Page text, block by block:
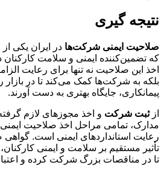
نتیجه گیری
صلاحیت ایمنی شرکت‌ها در ایران یکی
که تضمین‌کننده ایمنی و سلامت
اخذ این صلاحیت نه تنها برای رعایت
بلکه به شرکت‌ها کمک می‌کند تا در بازار
پیمانکاری، جایگاه بهتری به دست آورند.
ازثبت شرکت و اخذ مجوزهای لازم
مدارک، تمامی مراحل اخذ صلاحیت ایمنی
رعایت استانداردهای ایمنی است. گواهی
تأثیر مستقیم بر سلامت و ایمنی
تا در مناقصات بزرگ شرکت کرده و